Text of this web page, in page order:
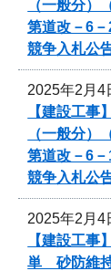
（一般分
第道改－6
競争入札公
2025年2月4
【建設工
（一般分
第道改－6
競争入札公
2025年2月4
【建設工
単 砂防維持